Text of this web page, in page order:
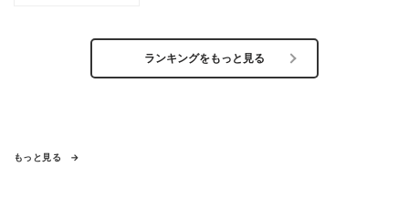
ランキングをもっと見る
もっと見る